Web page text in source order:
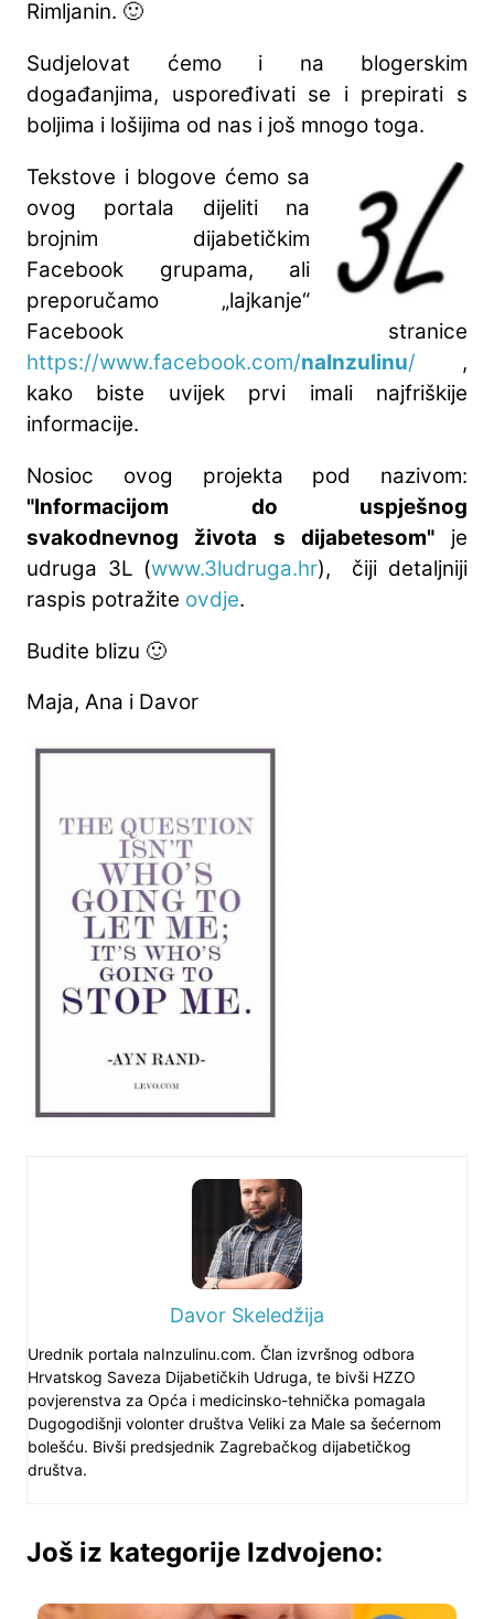
Rimljanin. 🙂
Sudjelovat ćemo i na blogerskim
događanjima, uspoređivati se i prepirati s
boljima i lošijima od nas i još mnogo toga.
Tekstove i blogove ćemo sa
ovog portala dijeliti na
brojnim dijabetičkim
Facebook grupama, ali
preporučamo „lajkanje“
Facebook stranice
https://www.facebook.com/naInzulinu/ ,
kako biste uvijek prvi imali najfriškije
informacije.
Nosioc ovog projekta pod nazivom:
"Informacijom do uspješnog
svakodnevnog života s dijabetesom"je
udruga 3L (www.3ludruga.hr), čiji detaljniji
raspis potražite ovdje.
Budite blizu 🙂
Maja, Ana i Davor
Davor Skeledžija
Urednik portala naInzulinu.com. Član izvršnog odbora
Hrvatskog Saveza Dijabetičkih Udruga, te bivši HZZO
povjerenstva za Opća i medicinsko-tehnička pomagala
Dugogodišnji volonter društva Veliki za Male sa šećernom
bolešću. Bivši predsjednik Zagrebačkog dijabetičkog
društva.
Još iz kategorije Izdvojeno: